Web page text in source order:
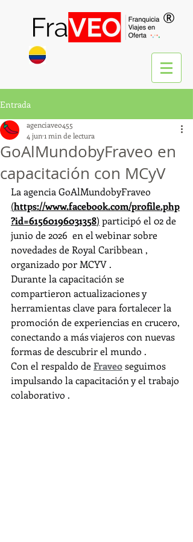
®
Entrada
GoAlMundobyFraveo en
capacitación con MCyV
agenciaveo455
4 jun1 min de lectura
La agencia GoAlMundobyFraveo
(https://www.facebook.com/profile.php
?id=61560196031358) participó el 02 de
junio de 2026  en el webinar sobre
novedades de Royal Caribbean ,
organizado por MCYV .
Durante la capacitación se
compartieron actualizaciones y
herramientas clave para fortalecer la
promoción de experiencias en crucero,
conectando a más viajeros con nuevas
formas de descubrir el mundo .
Con el respaldo de Fraveo seguimos
impulsando la capacitación y el trabajo
colaborativo .